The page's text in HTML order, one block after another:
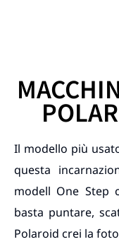
Il modello più
questa
modell One Step
basta puntare,
Polaroid crei la